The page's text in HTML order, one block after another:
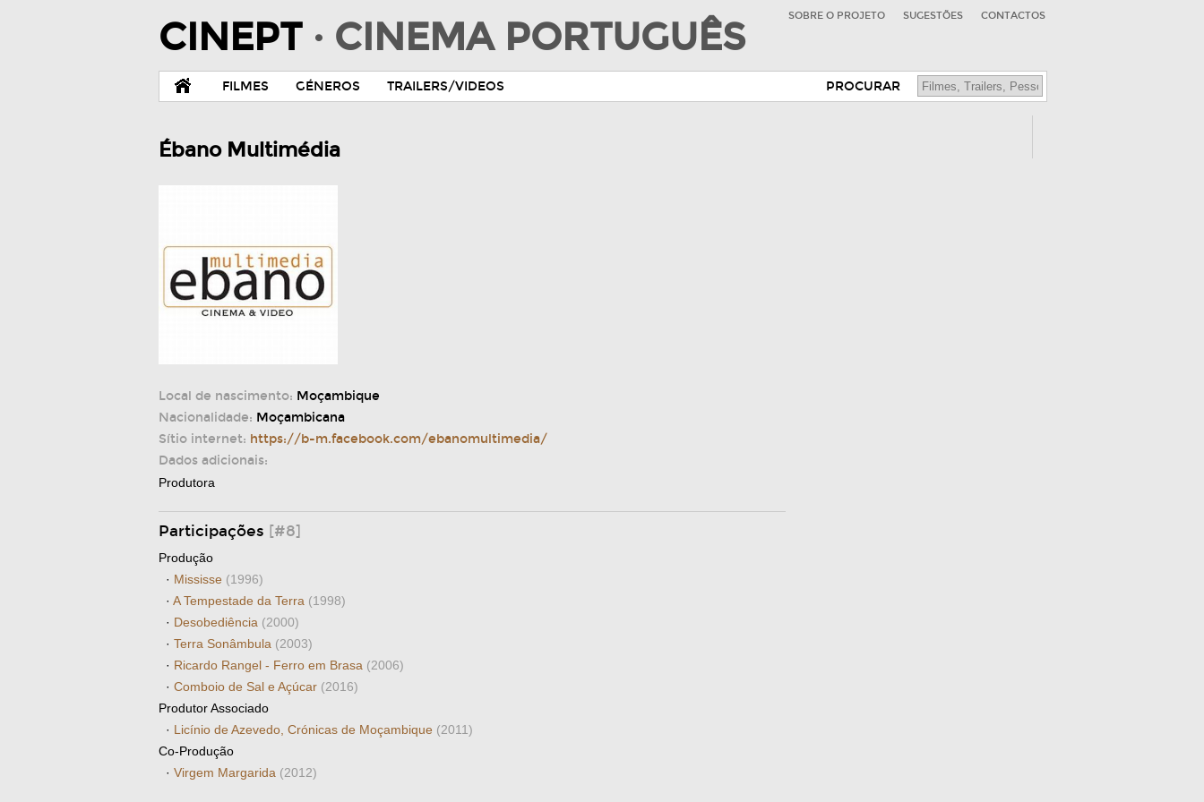
CINEPT · CINEMA PORTUGUÊS SOBRE O PROJETO SUGESTÕES CONTACTOS
FILMES GÉNEROS TRAILERS/VIDEOS PROCURAR
Ébano Multimédia
Local de nascimento: Moçambique
Nacionalidade: Moçambicana
Sítio internet: https://b-m.facebook.com/ebanomultimedia/
Dados adicionais:
Produtora
Participações [#8]
Produção
· Mississe (1996)
· A Tempestade da Terra (1998)
· Desobediência (2000)
· Terra Sonâmbula (2003)
· Ricardo Rangel - Ferro em Brasa (2006)
· Comboio de Sal e Açúcar (2016)
Produtor Associado
· Licínio de Azevedo, Crónicas de Moçambique (2011)
Co-Produção
· Virgem Margarida (2012)